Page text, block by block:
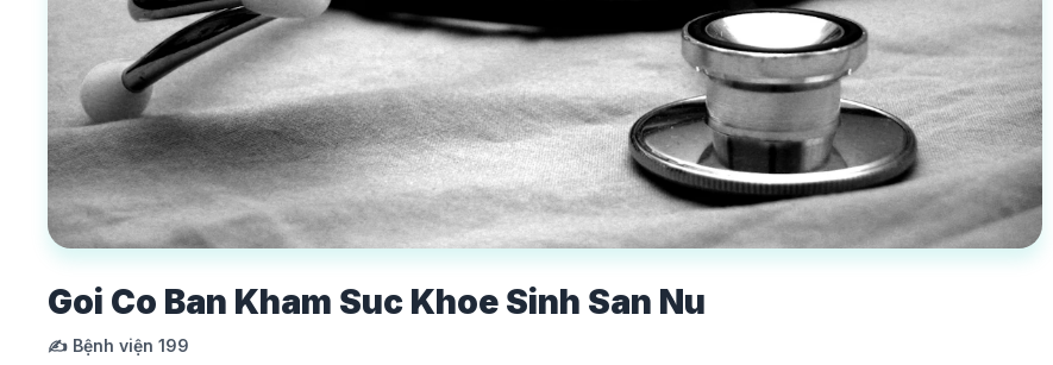
Goi Co Ban Kham Suc Khoe Sinh San Nu
✍️ Bệnh viện 199